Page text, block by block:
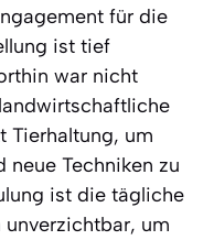
für die
ist tief
war nicht
Tierhaltung, um
neue Techniken zu
ist die tägliche
um